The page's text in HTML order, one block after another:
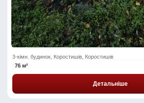
3-кімн. будинок, Коростишів, Коростишів
76 м²
Детальніше